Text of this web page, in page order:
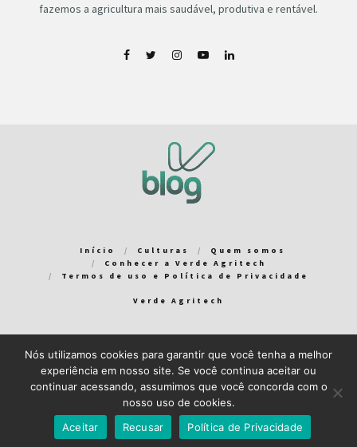
fazemos a agricultura mais saudável, produtiva e rentável.
Início Culturas
Quem somos
Conhecer a Verde Agritech
Termos de uso e Política de Privacidade
Verde Agritech
Bem-vindo ao Verde Blog! Para que a sua experiência em nosso
blog seja a melhor possível, utilizamos cookies. Você pode
aceitar ou gerenciar seus cookiesaqui.
Recuso Close GDPR Cookie Banner
Nós utilizamos cookies para garantir que você tenha a melhor
experiência em nosso site. Se você continua aceitar ou
continuar acessando, assumimos que você concorda com o
nosso uso de cookies.
Aceitar
Recusar Política de Privacidade